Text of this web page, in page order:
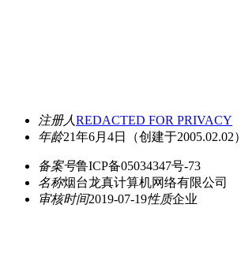
注册人REDACTED FOR PRIVACY
年龄21年6月4日 （创建于2005.02.02）
备案号鲁ICP备05034347号-73
名称烟台龙真计算机网络有限公司
审核时间2019-07-19性质企业